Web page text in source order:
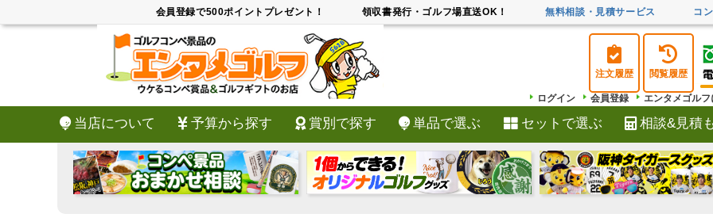
会員登録で500ポイントプレゼント！ 領収書発行・ゴルフ場直送OK！ 無料相談・見積サービス コ
注文履歴 閲覧履歴
ログイン
会員登録 エンタメゴルフ
当店について 予算から探す 賞別で探す 単品で選ぶ セットで選ぶ 相談&見積
検索